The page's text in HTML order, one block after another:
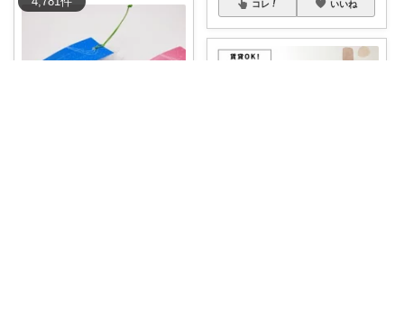
コレ いいね